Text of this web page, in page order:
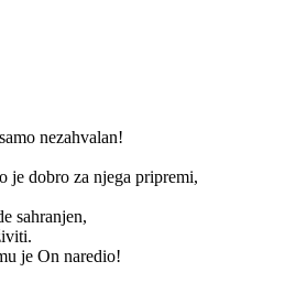
nezahvalan!
je dobro za njega pripremi,
sahranjen,
je On naredio!